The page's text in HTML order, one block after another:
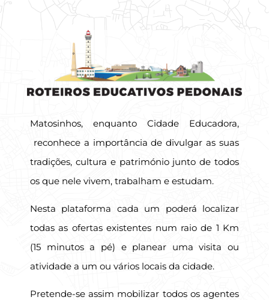
Matosinhos, enquanto Cidade Educadora,
reconhece a importância de divulgar as suas
tradições, cultura e património junto de todos
os que nele vivem, trabalham e estudam.
Nesta plataforma cada um poderá localizar
todas as ofertas existentes num raio de 1 Km
(15 minutos a pé) e planear uma visita ou
atividade a um ou vários locais da cidade.
Pretende-se assim mobilizar todos os agentes